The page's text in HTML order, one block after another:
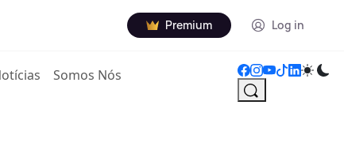
Premium Log in
Somos Nós